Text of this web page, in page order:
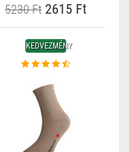
5230 Ft 2615 Ft
KEDVEZMÉNY